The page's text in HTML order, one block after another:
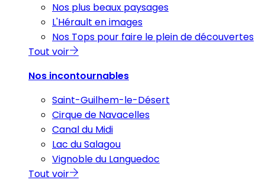
Nos plus beaux paysages
L'Hérault en images
Nos Tops pour faire le plein de découvertes
Tout voir
Nos incontournables
Saint-Guilhem-le-Désert
Cirque de Navacelles
Canal du Midi
Lac du Salagou
Vignoble du Languedoc
Tout voir